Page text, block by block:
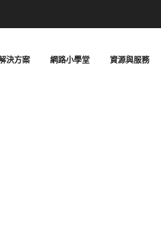
決方案 網路小學堂 資源與服務